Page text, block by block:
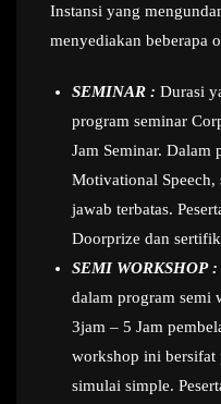
Instansi yang
menyediakan beberapa
SEMINAR : Durasi
program seminar
Jam Seminar. Dalam
Motivational Speech,
jawab terbatas.
Doorprize dan
SEMI WORKSHOP :
dalam program semi
3jam – 5 Jam
workshop ini bersifat
simulai simple.